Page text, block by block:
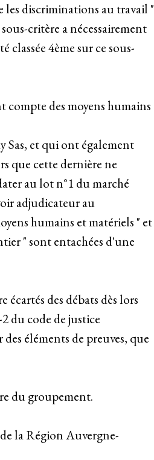
les discriminations au travail "
critère a nécessairement
classée 4ème sur ce sous-
des moyens humains
Sas, et qui ont également
que cette dernière ne
au lot n°1 du marché
adjudicateur au
humains et matériels " et
" sont entachées d'une
des débats dès lors
du code de justice
éléments de preuves, que
du groupement.
la Région Auvergne-